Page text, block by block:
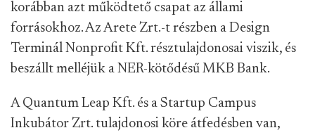
korábban azt működtető csapat az állami
forrásokhoz. Az Arete Zrt.-t részben a Design
Terminál Nonprofit Kft. résztulajdonosai viszik, és
beszállt melléjük a NER-kötődésű MKB Bank.
A Quantum Leap Kft. és a Startup Campus
Inkubátor Zrt. tulajdonosi köre átfedésben van,